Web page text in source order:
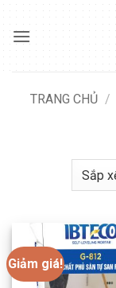
Skip
to
content
TRANG CHỦ /
Giảm giá!